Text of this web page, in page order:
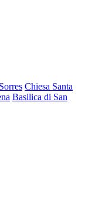
Chiesa Santa
Basilica di San